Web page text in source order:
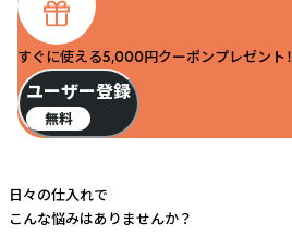
すぐに使える5,000円クーポンプレゼント！
ユーザー登録
無料
日々の仕入れで
こんな悩みはありませんか？